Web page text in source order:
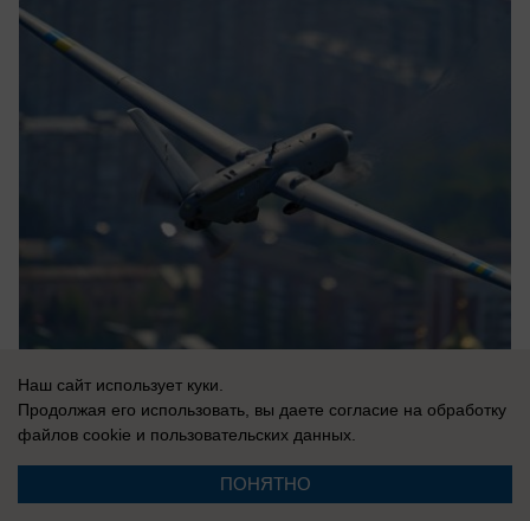
06.08.2026
Ракетчики из КНДР готовы ударить по
Наш сайт использует куки.
Продолжая его использовать, вы даете согласие на обработку
файлов cookie и пользовательских данных.
ПОНЯТНО